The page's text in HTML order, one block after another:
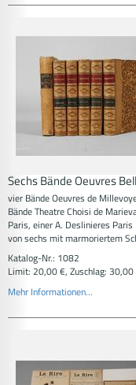
Sechs Bände Oeuvres
vier Bände Oeuvres de
Bände Theatre Choisi de
Paris, einer A. Deslinieres
von sechs mit marmoriertem
Katalog-Nr.: 1082
Limit: 20,00 €, Zuschlag: 30,00
Mehr Informationen...